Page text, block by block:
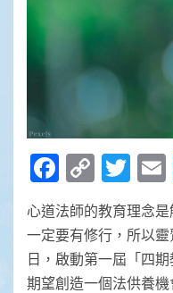
Copy
Link
心道法師的教育理念
一定要有修行，所以
日，啟動第一屆「四
期望創造一個法供養